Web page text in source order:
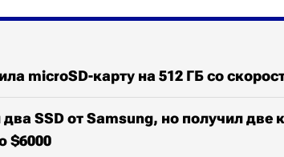
microSD-карту на 512 ГБ со
SSD от Samsung, но получил две
$6000